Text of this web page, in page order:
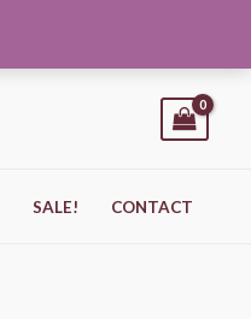
SALE! CONTACT